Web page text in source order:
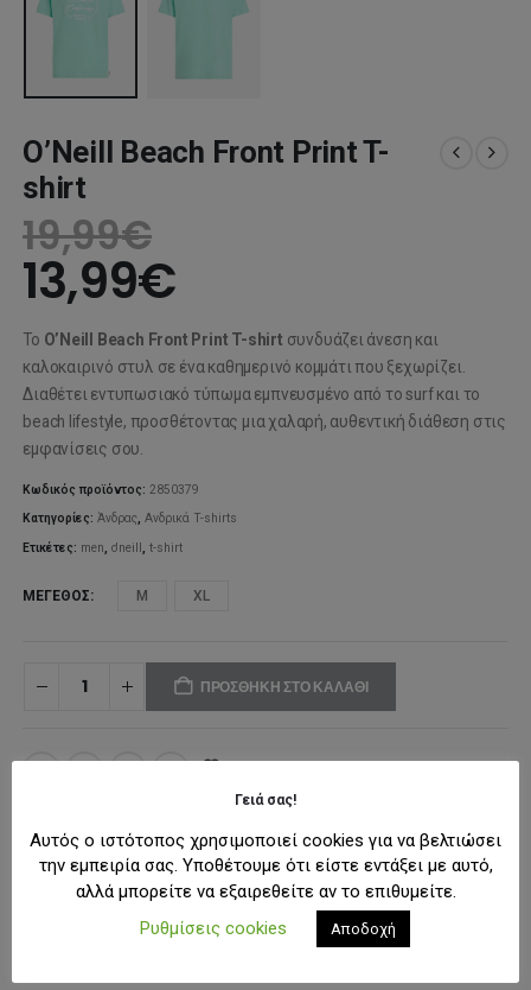
O’Neill Beach Front Print T-
shirt
19,99€
13,99€
Το O’Neill Beach Front Print T-shirt συνδυάζει άνεση και
καλοκαιρινό στυλ σε ένα καθημερινό κομμάτι που ξεχωρίζει.
Διαθέτει εντυπωσιακό τύπωμα εμπνευσμένο από το surf και το
beach lifestyle, προσθέτοντας μια χαλαρή, αυθεντική διάθεση στις
εμφανίσεις σου.
Κωδικός προϊόντος:2850379
Κατηγορίες:Άνδρας,Ανδρικά T-shirts
Ετικέτες: men,o'neill,t-shirt
ΜΈΓΕΘΟΣ M XL
ΠΡΟΣΘΉΚΗ ΣΤΟ ΚΑΛΆΘΙ
ΠΕΡΙΓΡΑΦΉ
O’Neill Beach Front Print T-shirt
συνδυάζει άνεση και
Γειά σας!
Αυτός ο ιστότοπος χρησιμοποιεί cookies για να βελτιώσει
την εμπειρία σας. Υποθέτουμε ότι είστε εντάξει με αυτό,
αλλά μπορείτε να εξαιρεθείτε αν το επιθυμείτε.
Ρυθμίσεις cookies
Αποδοχή